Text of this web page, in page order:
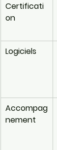
Certificati
on
Logiciels
Accompag
nement